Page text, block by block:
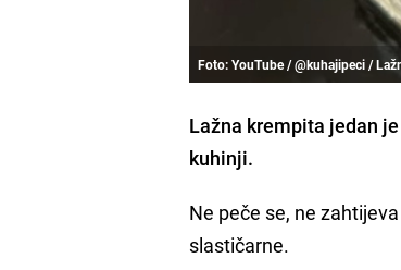
Foto: YouTube / @kuhajipeci /
Lažna krempita jedan
kuhinji.
Ne peče se, ne
slastičarne.